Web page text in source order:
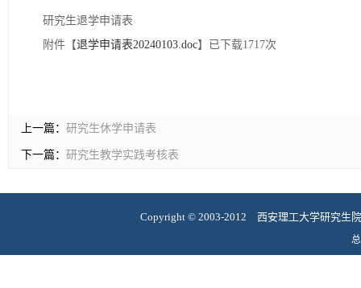
研究生退学申请表
附件【退学申请表20240103.doc】已下载1717次
上一篇： 研究生休学申请表
下一篇： 研究生教学实践考核表
Copyright © 2003-2012 西安理工大学研究生